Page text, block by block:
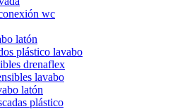
wc
latón
plástico lavabo
drenaflex
lavabo
latón
plástico